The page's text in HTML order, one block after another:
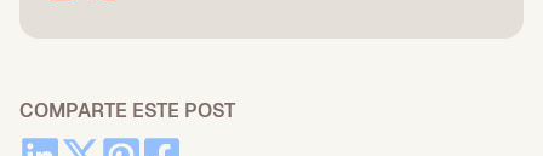
COMPARTE ESTE POST